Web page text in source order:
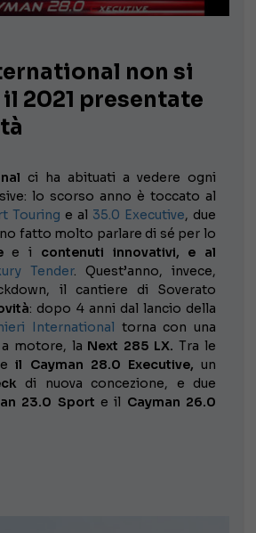
non si
2021 presentate
ci ha abituati a vedere ogni
lo scorso anno è toccato al
Touring e al 35.0 Executive, due
fatto molto parlare di sé per lo
e i contenuti innovativi, e al
Tender. Quest’anno, invece,
il cantiere di Soverato
: dopo 4 anni dal lancio della
International torna con una
motore, la Next 285 LX.Tra le
il Cayman 28.0 Executive, un
di nuova concezione, e due
23.0 Sport e il Cayman 26.0